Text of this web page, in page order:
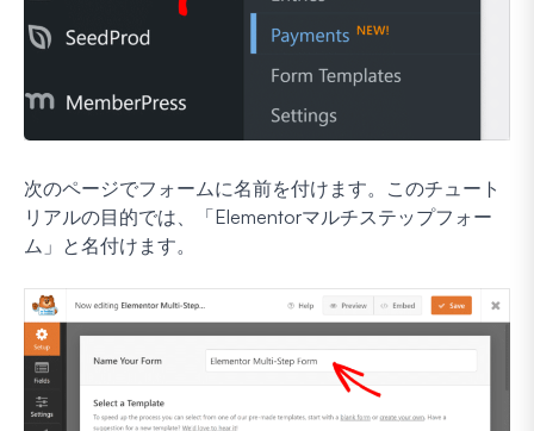
次のページでフォームに名前を付けます。このチュート
リアルの目的では、「Elementorマルチステップフォー
ム」と名付けます。